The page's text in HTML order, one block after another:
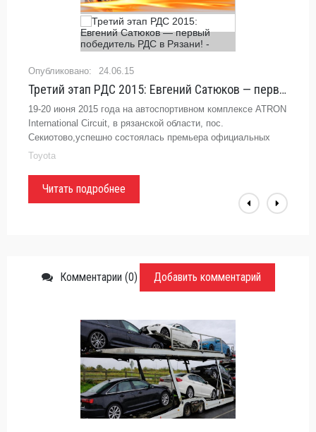
24.06.15
Третий этап РДС 2015: Евгений Сатюков — первый победитель РДС в Рязани! -
19-20 июня 2015 года на автоспортивном комплексе ATRON
International Circuit, в рязанской области, пос.
Секиотово,успешно состоялась премьера официальных
всероссийских соревнований по дрифту третий этап
Toyota
Читать подробнее
Комментарии (0) Добавить комментарий